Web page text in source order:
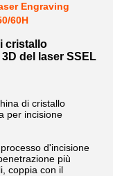
Engraving
60H
cristallo
del laser SSEL
di cristallo
per incisione
d'incisione
più
coppia con il